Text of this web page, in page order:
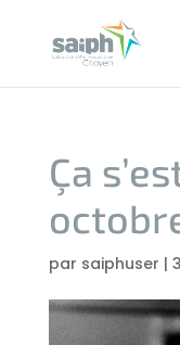
Ça
par saiphuser |